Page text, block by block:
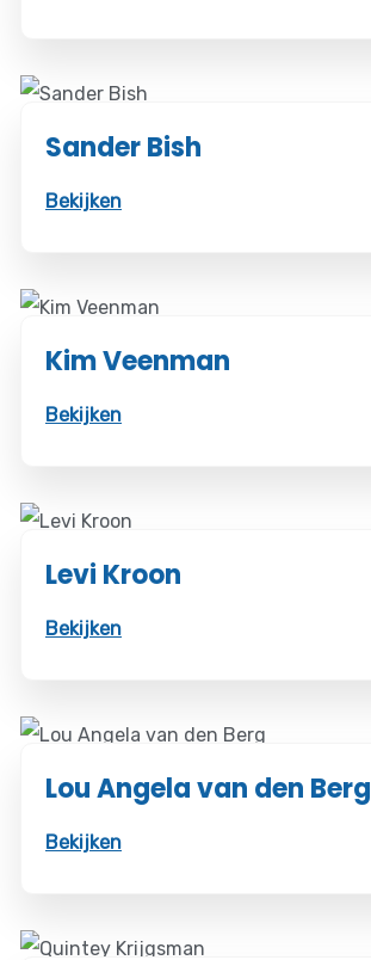
Sander Bish
Bekijken
Kim Veenman
Bekijken
Levi Kroon
Bekijken
Lou Angela van den Berg
Bekijken